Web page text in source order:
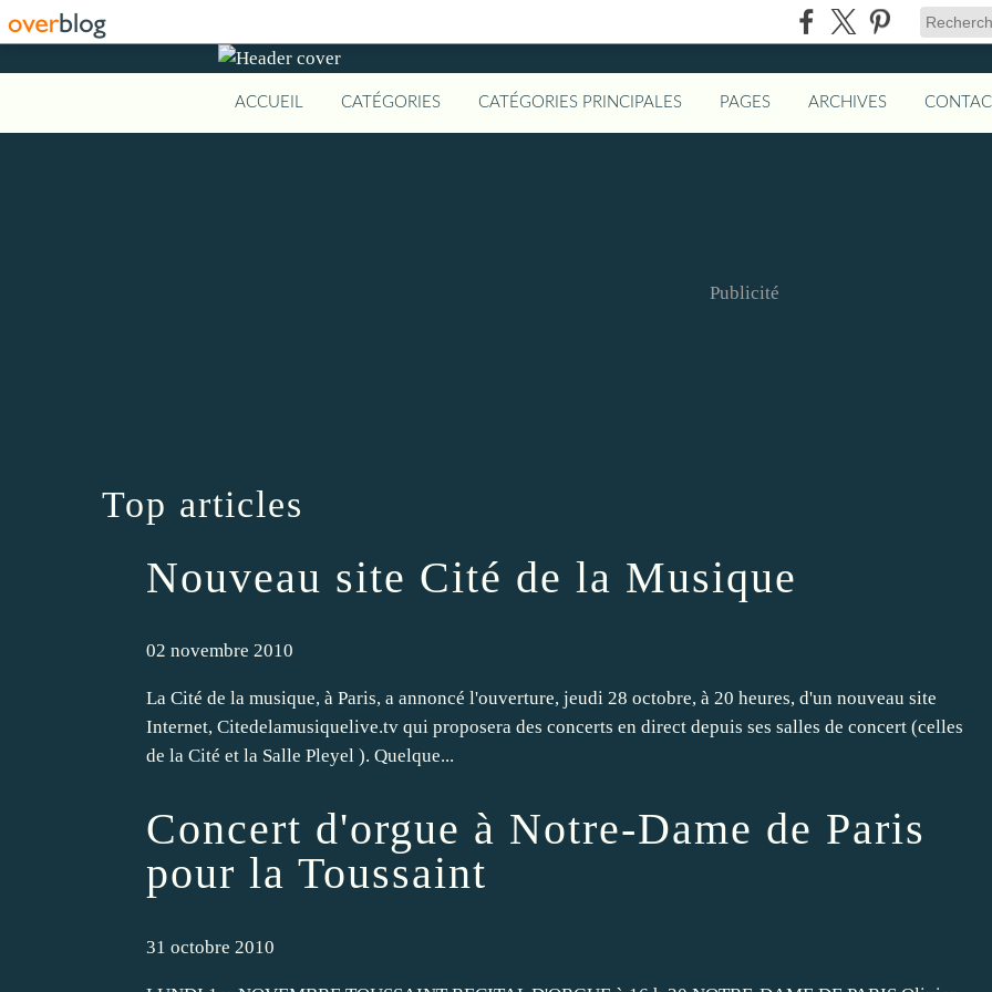
ACCUEIL CATÉGORIES CATÉGORIES PRINCIPALES PAGES ARCHIVES
Publicité
Top articles
Nouveau site Cité de la Musique
02 novembre 2010
La Cité de la musique, à Paris, a annoncé l'ouverture, jeudi 28 octobre, à 20 heures, d'un nouveau site
Internet, Citedelamusiquelive.tv qui proposera des concerts en direct depuis ses salles de concert (celles
de la Cité et la Salle Pleyel ). Quelque...
Concert d'orgue à Notre-Dame de Paris
pour la Toussaint
31 octobre 2010